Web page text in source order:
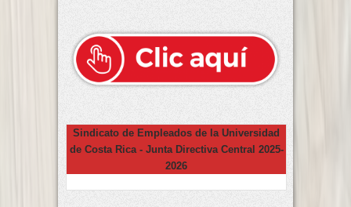
Sindicato de Empleados de la Universidad
de Costa Rica - Junta Directiva Central 2025-
2026